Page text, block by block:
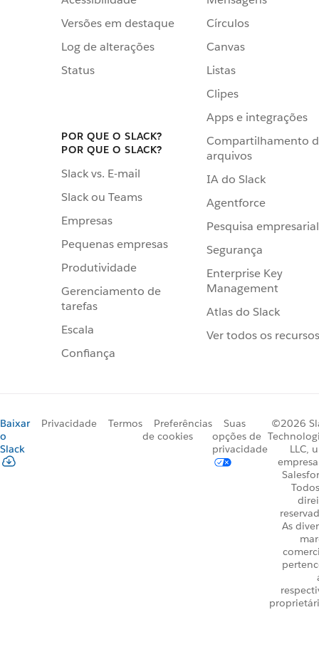
Versões em destaque
Log de alterações
Status
POR QUE O SLACK?
POR QUE O SLACK?
Slack vs. E-mail
Slack ou Teams
Empresas
Pequenas empresas
Produtividade
Gerenciamento de
tarefas
Escala
Confiança
Círculos
Canvas
Listas
Clipes
Apps e integrações
Compartilhamento
arquivos
IA do Slack
Agentforce
Pesquisa empresarial
Segurança
Enterprise Key
Management
Atlas do Slack
Ver todos os recursos
Baixar
o
Slack
Privacidade Termos
Preferências
de cookies
Suas
opções de
privacidade
©2026
LLC,
As